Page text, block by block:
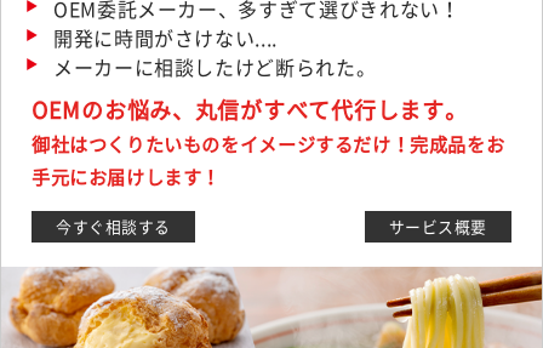
OEM委託メーカー、多すぎて選びきれない！
開発に時間がさけない....
メーカーに相談したけど断られた。
OEMのお悩み、丸信がすべて代行します。
御社はつくりたいものをイメージするだけ！完成品をお
手元にお届けします！
今すぐ相談する サービス概要